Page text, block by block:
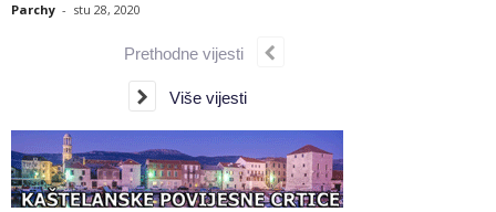
Parchy - stu 28, 2020
Prethodne vijesti
Više vijesti